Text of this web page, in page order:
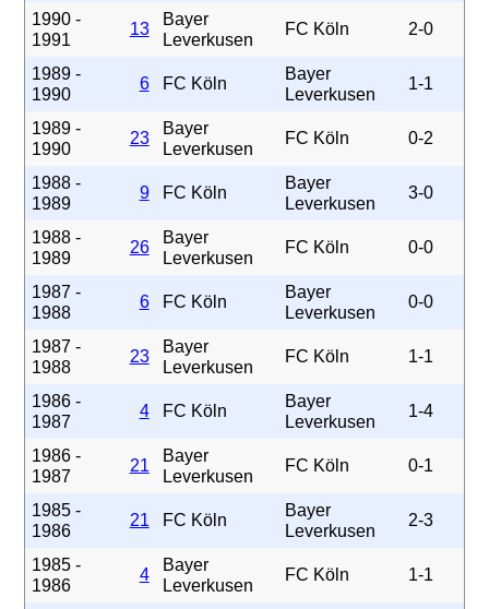
1990 -
1991
13
Bayer
Leverkusen
FC Köln 2-0
1989 -
1990
6 FC Köln
Bayer
Leverkusen
1-1
1989 -
1990
23
Bayer
Leverkusen
FC Köln 0-2
1988 -
1989
9 FC Köln
Bayer
Leverkusen
3-0
1988 -
1989
26
Bayer
Leverkusen
FC Köln 0-0
1987 -
1988
6 FC Köln
Bayer
Leverkusen
0-0
1987 -
1988
23
Bayer
Leverkusen
FC Köln 1-1
1986 -
1987
4 FC Köln
Bayer
Leverkusen
1-4
1986 -
1987
21
Bayer
Leverkusen
FC Köln 0-1
1985 -
1986
21 FC Köln
Bayer
Leverkusen
2-3
1985 -
1986
4
Bayer
Leverkusen
FC Köln 1-1